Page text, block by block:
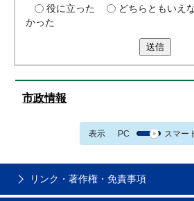
役に立った
どちらともいえ
かった
送信
市政情報
表示 PC スマー
リンク・著作権・免責事項